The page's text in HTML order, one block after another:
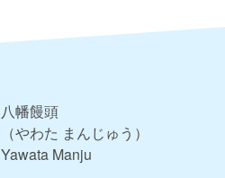
八幡饅頭
（やわた まんじゅう）
Yawata Manju